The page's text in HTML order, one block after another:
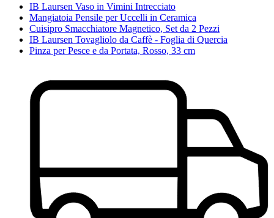
IB Laursen Vaso in Vimini Intrecciato
Mangiatoia Pensile per Uccelli in Ceramica
Cuisipro Smacchiatore Magnetico, Set da 2 Pezzi
IB Laursen Tovagliolo da Caffè - Foglia di Quercia
Pinza per Pesce e da Portata, Rosso, 33 cm